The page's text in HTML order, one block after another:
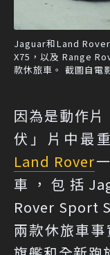
Jaguar和Land
X75，以及 Range
款休旅車。 截圖自電
因為是動作片
伏」片中最
Land Rover
車，包括
Rover Sport
兩款休旅車